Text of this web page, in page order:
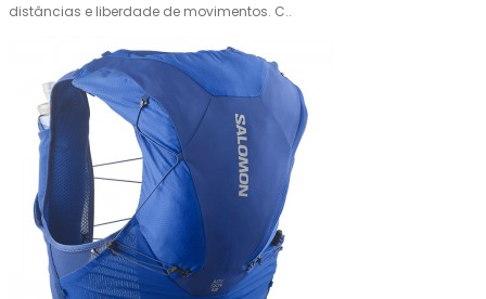
distâncias e liberdade de movimentos. C..